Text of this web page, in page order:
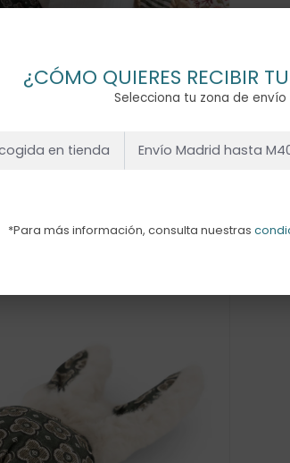
¿CÓMO QUIERES RECIBIR
Selecciona tu zona de envío
en tienda Envío Madrid hasta
*Para más información, consulta nuestras